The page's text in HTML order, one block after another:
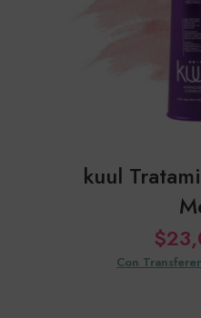
kuul
$
Con